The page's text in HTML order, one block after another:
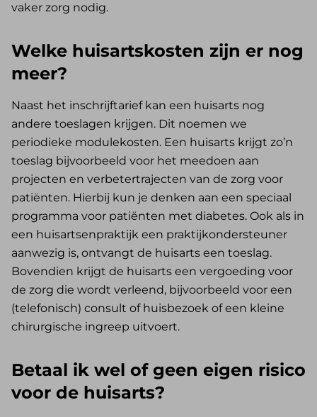
vaker zorg nodig.
Welke huisartskosten zijn er nog
meer?
Naast het inschrijftarief kan een huisarts nog
andere toeslagen krijgen. Dit noemen we
periodieke modulekosten. Een huisarts krijgt zo’n
toeslag bijvoorbeeld voor het meedoen aan
projecten en verbetertrajecten van de zorg voor
patiënten. Hierbij kun je denken aan een speciaal
programma voor patiënten met diabetes. Ook als in
een huisartsenpraktijk een praktijkondersteuner
aanwezig is, ontvangt de huisarts een toeslag.
Bovendien krijgt de huisarts een vergoeding voor
de zorg die wordt verleend, bijvoorbeeld voor een
(telefonisch) consult of huisbezoek of een kleine
chirurgische ingreep uitvoert.
Betaal ik wel of geen eigen risico
voor de huisarts?